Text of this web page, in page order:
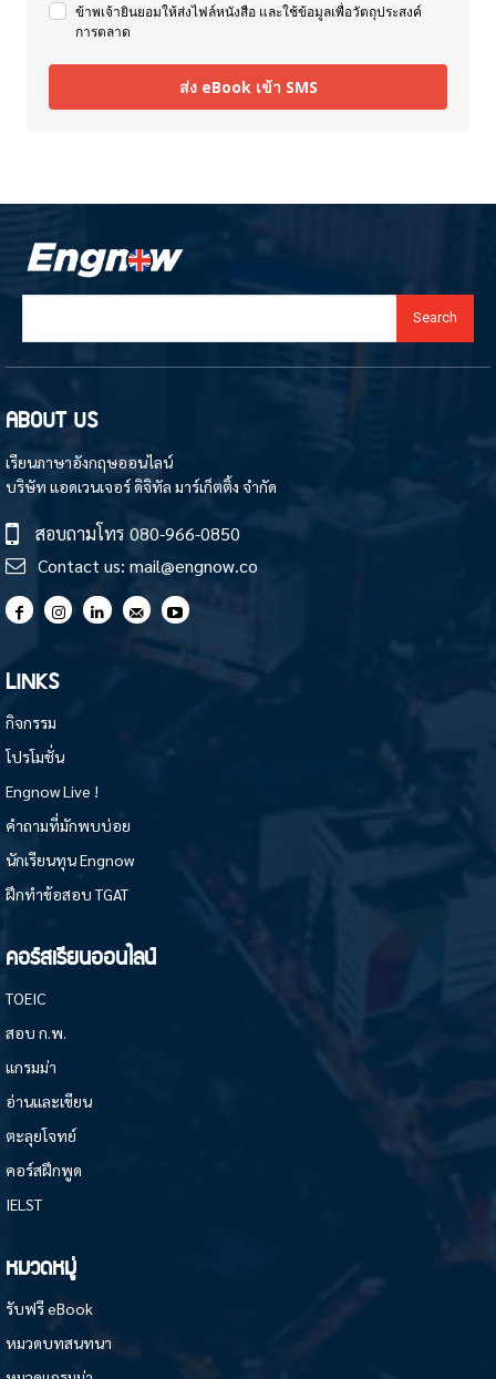
ข้าพเจ้ายินยอมให้ส่งไฟล์หนังสือ และใช้ข้อมูลเพื่อวัตถุประสงค์
การตลาด
ส่ง eBook เข้า SMS
Search
ABOUT US
เรียนภาษาอังกฤษออนไลน์
บริษัท แอดเวนเจอร์ ดิจิทัล มาร์เก็ตติ้ง จำกัด
สอบถามโทร 080-966-0850
Contact us: mail@engnow.co
LINKS
กิจกรรม
โปรโมชั่น
Engnow Live !
คำถามที่มักพบบ่อย
นักเรียนทุน Engnow
ฝึกทำข้อสอบ TGAT
คอร์สเรียนออนไลน์
TOEIC
สอบ ก.พ.
แกรมม่า
อ่านและเขียน
ตะลุยโจทย์
คอร์สฝึกพูด
IELST
หมวดหมู่
รับฟรี eBook
หมวดบทสนทนา